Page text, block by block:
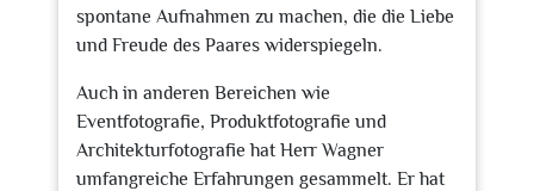
spontane Aufnahmen zu machen, die die Liebe
und Freude des Paares widerspiegeln.
Auch in anderen Bereichen wie
Eventfotografie, Produktfotografie und
Architekturfotografie hat Herr Wagner
umfangreiche Erfahrungen gesammelt. Er hat